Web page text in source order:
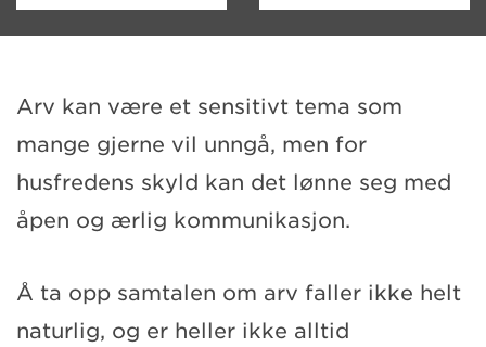
Arv kan være et sensitivt tema som
mange gjerne vil unngå, men for
husfredens skyld kan det lønne seg med
åpen og ærlig kommunikasjon.
Å ta opp samtalen om arv faller ikke helt
naturlig, og er heller ikke alltid